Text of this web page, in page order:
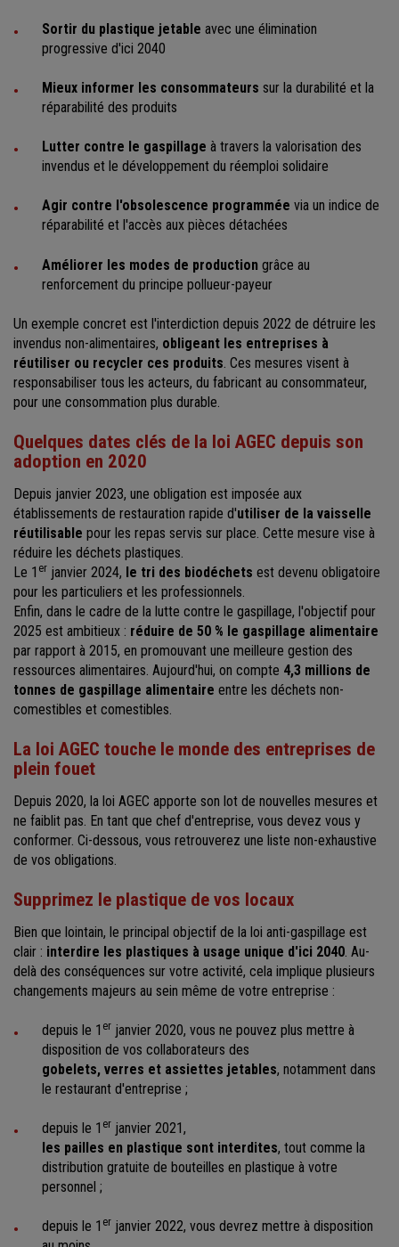
Sortir du plastique jetable avec une élimination
progressive d'ici 2040
Mieux informer les consommateurs sur la durabilité et la
réparabilité des produits
Lutter contre le gaspillage à travers la valorisation des
invendus et le développement du réemploi solidaire
Agir contre l'obsolescence programmée via un indice de
réparabilité et l'accès aux pièces détachées
Améliorer les modes de production grâce au
renforcement du principe pollueur-payeur
Un exemple concret est l'interdiction depuis 2022 de détruire les
invendus non-alimentaires, obligeant les entreprises à
réutiliser ou recycler ces produits . Ces mesures visent à
responsabiliser tous les acteurs, du fabricant au consommateur,
pour une consommation plus durable.
Quelques dates clés de la loi AGEC depuis son
adoption en 2020
Depuis janvier 2023, une obligation est imposée aux
établissements de restauration rapide d'utiliser de la vaisselle
réutilisable pour les repas servis sur place. Cette mesure vise à
réduire les déchets plastiques.
Le 1 er janvier 2024, le tri des biodéchets est devenu obligatoire
pour les particuliers et les professionnels.
Enfin, dans le cadre de la lutte contre le gaspillage, l'objectif pour
2025 est ambitieux : réduire de 50 % le gaspillage alimentaire
par rapport à 2015, en promouvant une meilleure gestion des
ressources alimentaires. Aujourd'hui, on compte 4,3 millions de
tonnes de gaspillage alimentaire entre les déchets non-
comestibles et comestibles.
La loi AGEC touche le monde des entreprises de
plein fouet
Depuis 2020, la loi AGEC apporte son lot de nouvelles mesures et
ne faiblit pas. En tant que chef d'entreprise, vous devez vous y
conformer. Ci-dessous, vous retrouverez une liste non-exhaustive
de vos obligations.
Supprimez le plastique de vos locaux
Bien que lointain, le principal objectif de la loi anti-gaspillage est
clair : interdire les plastiques à usage unique d'ici 2040 . Au-
delà des conséquences sur votre activité, cela implique plusieurs
changements majeurs au sein même de votre entreprise :
depuis le 1 er janvier 2020, vous ne pouvez plus mettre à
disposition de vos collaborateurs des
gobelets, verres et assiettes jetables, notamment dans
le restaurant d'entreprise ;
depuis le 1 er janvier 2021,
les pailles en plastique sont interdites, tout comme la
distribution gratuite de bouteilles en plastique à votre
personnel ;
depuis le 1 er janvier 2022, vous devrez mettre à disposition